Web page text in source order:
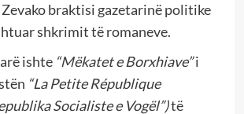
braktisi gazetarinë politike
shkrimit të romaneve.
ishte “Mëkatet e Borxhiave”i
“La Petite République
Socialiste e Vogël”)të